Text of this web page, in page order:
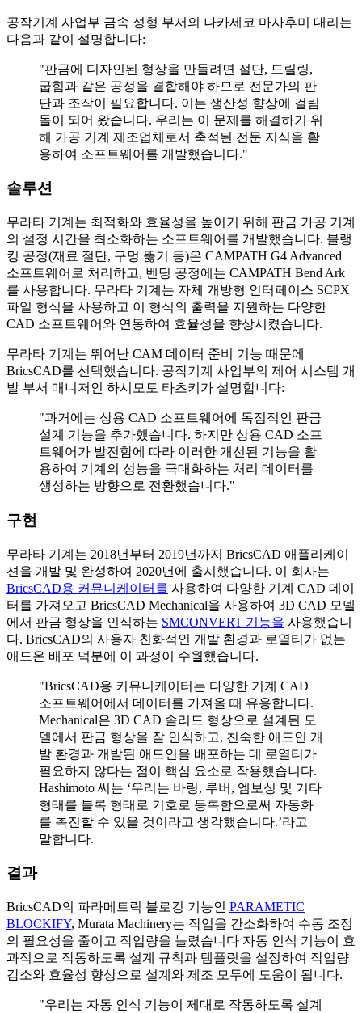
공작기계 사업부 금속 성형 부서의 나카세코 마사후미 대리는
다음과 같이 설명합니다:
"판금에 디자인된 형상을 만들려면 절단, 드릴링,
굽힘과 같은 공정을 결합해야 하므로 전문가의 판
단과 조작이 필요합니다. 이는 생산성 향상에 걸림
돌이 되어 왔습니다. 우리는 이 문제를 해결하기 위
해 가공 기계 제조업체로서 축적된 전문 지식을 활
용하여 소프트웨어를 개발했습니다."
솔루션
무라타 기계는 최적화와 효율성을 높이기 위해 판금 가공 기계
의 설정 시간을 최소화하는 소프트웨어를 개발했습니다. 블랭
킹 공정(재료 절단, 구멍 뚫기 등)은 CAMPATH G4 Advanced
소프트웨어로 처리하고, 벤딩 공정에는 CAMPATH Bend Ark
를 사용합니다. 무라타 기계는 자체 개방형 인터페이스 SCPX
파일 형식을 사용하고 이 형식의 출력을 지원하는 다양한
CAD 소프트웨어와 연동하여 효율성을 향상시켰습니다.
무라타 기계는 뛰어난 CAM 데이터 준비 기능 때문에
BricsCAD를 선택했습니다. 공작기계 사업부의 제어 시스템 개
발 부서 매니저인 하시모토 타츠키가 설명합니다:
"과거에는 상용 CAD 소프트웨어에 독점적인 판금
설계 기능을 추가했습니다. 하지만 상용 CAD 소프
트웨어가 발전함에 따라 이러한 개선된 기능을 활
용하여 기계의 성능을 극대화하는 처리 데이터를
생성하는 방향으로 전환했습니다."
구현
무라타 기계는 2018년부터 2019년까지 BricsCAD 애플리케이
션을 개발 및 완성하여 2020년에 출시했습니다. 이 회사는
BricsCAD용 커뮤니케이터를 사용하여 다양한 기계 CAD 데이
터를 가져오고 BricsCAD Mechanical을 사용하여 3D CAD 모델
에서 판금 형상을 인식하는 SMCONVERT 기능을 사용했습니
다. BricsCAD의 사용자 친화적인 개발 환경과 로열티가 없는
애드온 배포 덕분에 이 과정이 수월했습니다.
"BricsCAD용 커뮤니케이터는 다양한 기계 CAD
소프트웨어에서 데이터를 가져올 때 유용합니다.
Mechanical은 3D CAD 솔리드 형상으로 설계된 모
델에서 판금 형상을 잘 인식하고, 친숙한 애드인 개
발 환경과 개발된 애드인을 배포하는 데 로열티가
필요하지 않다는 점이 핵심 요소로 작용했습니다.
Hashimoto 씨는 ‘우리는 바링, 루버, 엠보싱 및 기타
형태를 블록 형태로 기호로 등록함으로써 자동화
를 촉진할 수 있을 것이라고 생각했습니다.’라고
말합니다.
결과
BricsCAD의 파라메트릭 블로킹 기능인 PARAMETIC
BLOCKIFY, Murata Machinery는 작업을 간소화하여 수동 조정
의 필요성을 줄이고 작업량을 늘렸습니다 자동 인식 기능이 효
과적으로 작동하도록 설계 규칙과 템플릿을 설정하여 작업량
감소와 효율성 향상으로 설계와 제조 모두에 도움이 됩니다.
"우리는 자동 인식 기능이 제대로 작동하도록 설계